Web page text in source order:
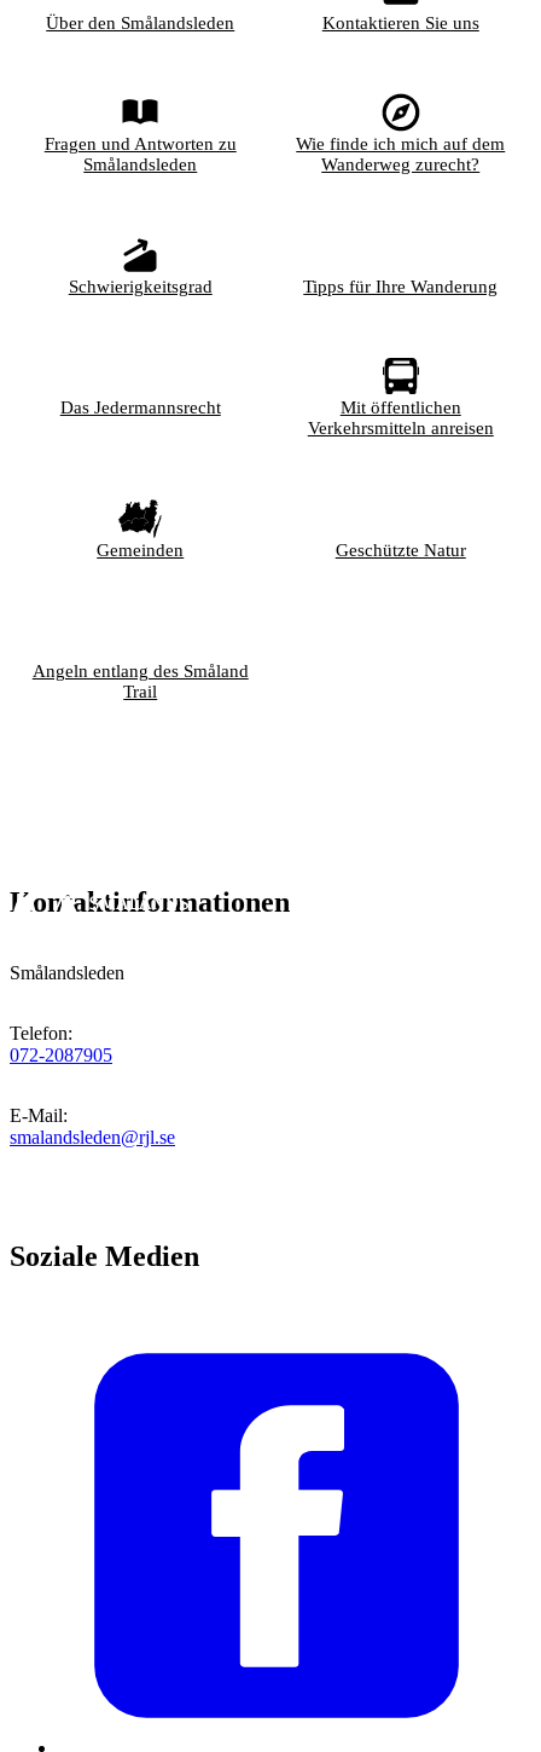
Über den Smålandsleden Kontaktieren Sie uns
Fragen und Antworten zu
Smålandsleden
Wie finde ich mich auf dem
Wanderweg zurecht?
Schwierigkeitsgrad Tipps für Ihre Wanderung
Das Jedermannsrecht
Mit öffentlichen
Verkehrsmitteln anreisen
Gemeinden Geschützte Natur
Angeln entlang des Småland
Trail
Kontaktinformationen
Smålandsleden
Telefon:
072-2087905
E-Mail:
smalandsleden@rjl.se
Soziale Medien